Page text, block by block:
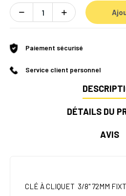
Paiement sécurisé
Service client personnel
DÉTAILS DU
AVIS
CLÉ À CLIQUET 3/8" 72MM